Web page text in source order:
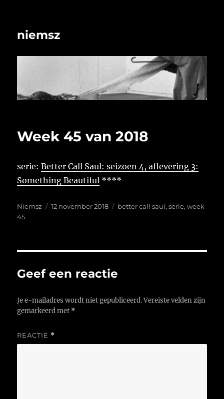
niemsz
Week 45 van 2018
serie:Better Call Saul: seizoen 4, aflevering 3:
Something Beautiful ****
Auteur
Niemsz
Geplaatst
12 november 2018 Tags
better call saul,serie,week
45
Geef een reactie
Je e-mailadres wordt niet gepubliceerd. Vereiste velden zijn
gemarkeerd met *
REACTIE *